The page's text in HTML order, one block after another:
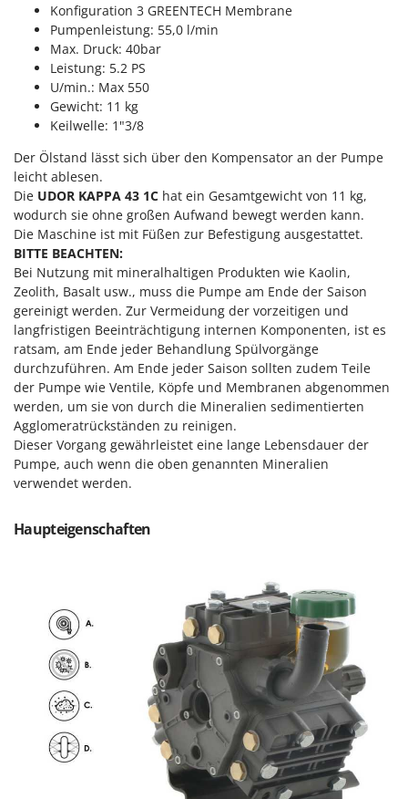
Maisentkörnungsmaschinen
Manuelle Heckenscheren
Mehrzweck-Sauggeräte
Minibacköfen
Motorhacken - Gartenfräsen
Motorspritzen
Mulcher für Traktor
N
Notstromaggregat
Nudelmaschinen
O
Obstmühlen Obsthäcksler Obstmuser
Obstpressen
Olivenernter und Schüttler
P
Palettengabeln für Traktoren
Pelletpressen
Pflüge für Traktor
Plasmaschneider
Poolstaubsauger
Rasenmäher
Rasensodenschneider
Rasentraktoren Aufsitzmäher
Rasentrimmer - Kantenschneider
Rasentrimmer - Motorsensen - Freischneider
Famur
FARMER
FBC
Ferrari Group
Ferroni
Ferrua
FIAC
FIEM
Fimar
FINI
Fiorentini
Fiskars
Flymo
Fontana Forni
Forest Master
Francini
G
G3 Ferrari
Garofalo
Gierre
Ginko - MGM
Gipeco
Girmi
Goodyear
GRAEF
Konfiguration 3 GREENTECH Membrane
Pumpenleistung: 55,0 l/min
Max. Druck: 40bar
Leistung: 5.2 PS
U/min.: Max 550
Gewicht: 11 kg
Keilwelle: 1"3/8
Der Ölstand lässt sich über den Kompensator an der Pumpe
leicht ablesen.
Die UDOR KAPPA 43 1C hat ein Gesamtgewicht von 11 kg,
wodurch sie ohne großen Aufwand bewegt werden kann.
Die Maschine ist mit Füßen zur Befestigung ausgestattet.
BITTE BEACHTEN:
Bei Nutzung mit mineralhaltigen Produkten wie Kaolin,
Zeolith, Basalt usw., muss die Pumpe am Ende der Saison
gereinigt werden. Zur Vermeidung der vorzeitigen und
langfristigen Beeinträchtigung internen Komponenten, ist es
ratsam, am Ende jeder Behandlung Spülvorgänge
durchzuführen. Am Ende jeder Saison sollten zudem Teile
der Pumpe wie Ventile, Köpfe und Membranen abgenommen
werden, um sie von durch die Mineralien sedimentierten
Agglomeratrückständen zu reinigen.
Dieser Vorgang gewährleistet eine lange Lebensdauer der
Pumpe, auch wenn die oben genannten Mineralien
verwendet werden.
Haupteigenschaften